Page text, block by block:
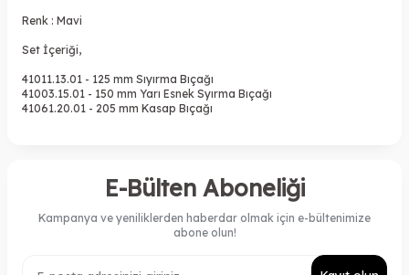
Renk : Mavi
Set İçeriği,
41011.13.01 - 125 mm Sıyırma Bıçağı
41003.15.01 - 150 mm Yarı Esnek Syırma Bıçağı
41061.20.01 - 205 mm Kasap Bıçağı
E-Bülten Aboneliği
Kampanya ve yeniliklerden haberdar olmak için e-bültenimize
abone olun!